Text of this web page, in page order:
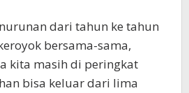
dari tahun ke tahun
bersama-sama,
kita masih di peringkat
bisa keluar dari lima